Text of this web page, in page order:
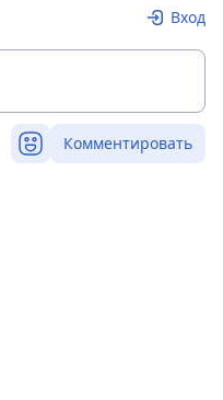
Вход
Комментировать